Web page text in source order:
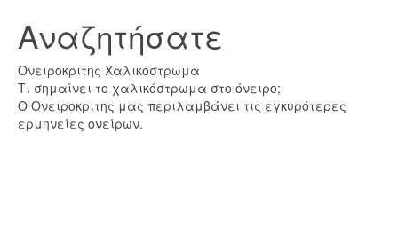
Αναζητήσατε
Ονειροκριτης Χαλικοστρωμα
Τι σημαίνει το χαλικόστρωμα στο όνειρο;
Ο Ονειροκριτης μας περιλαμβάνει τις εγκυρότερες
ερμηνείες ονείρων.